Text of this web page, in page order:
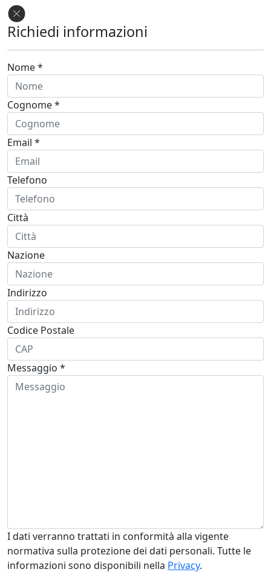
Richiedi informazioni
Nome *
Cognome *
Email *
Telefono
Città
Nazione
Indirizzo
Codice Postale
Messaggio *
I dati verranno trattati in conformità alla vigente
normativa sulla protezione dei dati personali. Tutte le
informazioni sono disponibili nella Privacy.